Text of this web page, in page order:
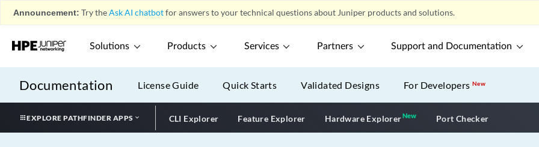
Announcement: Try theAsk AI chatbotfor answers to your technical questions about Juniper products and solutions.
Solutions Products Services Partners Support and Documentation
Documentation License Guide Quick Starts Validated Designs For DevelopersNew
EXPLORE PATHFINDER APPS CLI Explorer Feature Explorer Hardware ExplorerNewNew application
Port Checker